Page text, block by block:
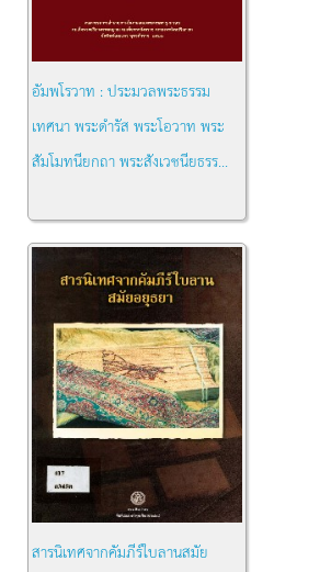
อัมพโรวาท : ประมวลพระธรรม
เทศนา พระดำรัส พระโอวาท พระ
สัมโมทนียกถา พระสังเวชนียธรร...
สารนิเทศจากคัมภีร์ใบลานสมัย